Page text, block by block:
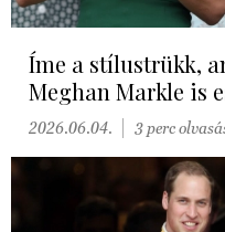
Íme a stílustrükk,
Meghan Markle is
2026.06.04. 3 perc